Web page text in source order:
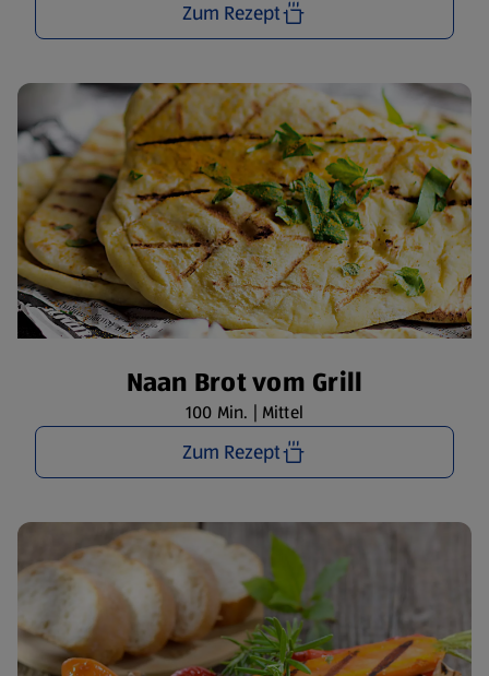
Zum Rezept
Naan Brot vom Grill
100 Min. | Mittel
Zum Rezept